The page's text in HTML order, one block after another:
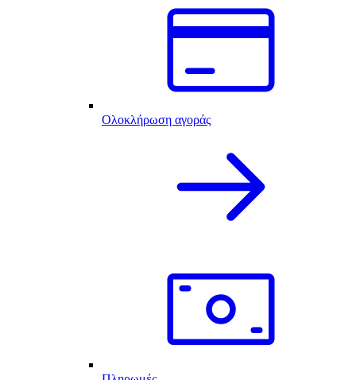
Ολοκλήρωση αγοράς